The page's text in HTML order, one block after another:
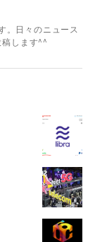
。日々のニュース
します^^